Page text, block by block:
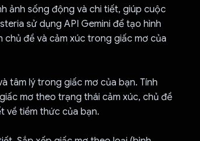
ảnh sống động và chi tiết, giúp cuộc
sử dụng API Gemini để tạo hình
đề và cảm xúc trong giấc mơ của
tâm lý trong giấc mơ của bạn. Tính
mơ theo trạng thái cảm xúc, chủ đề
về tiềm thức của bạn.